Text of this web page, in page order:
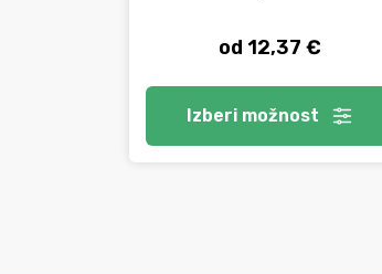
od 12,37 €
Izberi možnost